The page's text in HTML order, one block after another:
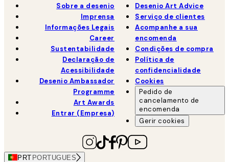
Sobre a desenio
Imprensa
Informações Legais
Career
Sustentabilidade
Declaração de
Acessibilidade
Desenio Ambassador
Programme
Art Awards
Entrar (Empresa)
Desenio Art Advice
Serviço de clientes
Acompanhe a sua
encomenda
Condições de compra
Política de
confidencialidade
Cookies
Pedido de
cancelamento de
encomenda
Gerir cookies
PRT PORTUGUES